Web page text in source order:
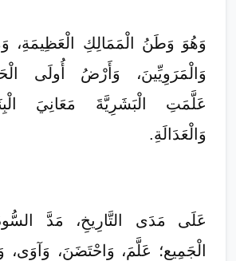
وَهُوَ وَطَنُ الْمَمَالِكِ الْعَظِيمَةِ،
وَالْمَرَوِيِّينَ، وَأَرْضُ أُولَى
عَلَّمَتِ الْبَشَرِيَّةَ مَعَانِيَ
وَالْعَدَالَةِ.
عَلَى مَدَى التَّارِيخِ، مَدَّ
الْجَمِيعِ؛ عَلَّمَ، وَاحْتَضَنَ، وَآوَى،